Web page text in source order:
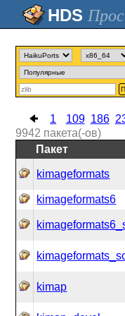
1 109 186
9942 пакета(-ов)
Пакет
kimageformats
kimageformats6
kimap